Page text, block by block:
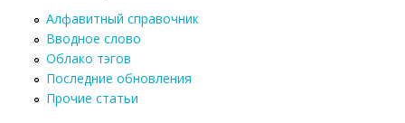
Алфавитный справочник
Вводное слово
Облако тэгов
Последние обновления
Прочие статьи